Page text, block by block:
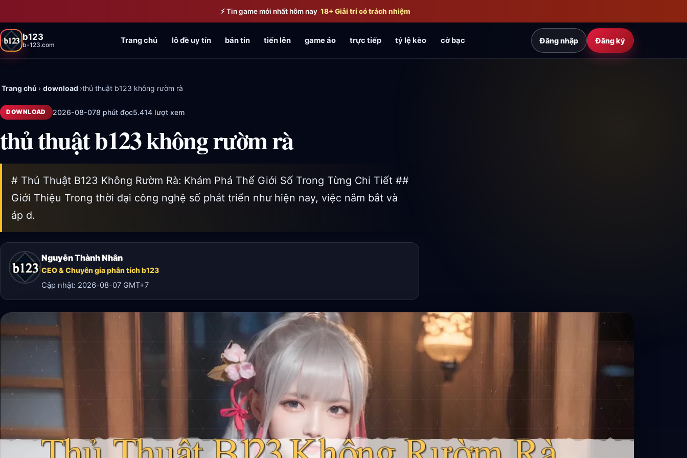
⚡ Tin game mới nhất hôm nay 18+ Giải trí có trách nhiệm
b123
b-123.com Trang chủ lô đề uy tín bản tin tiến lên game ảo trực tiếp tỷ lệ kèo cờ bạc Đăng nhập Đăng ký
Trang chủ › download ›thủ thuật b123 không rườm rà
DOWNLOAD 2026-08-078 phút đọc5.414 lượt xem
thủ thuật b123 không rườm rà
# Thủ Thuật B123 Không Rườm Rà: Khám Phá Thế Giới Số Trong Từng Chi Tiết ##
Giới Thiệu Trong thời đại công nghệ số phát triển như hiện nay, việc nắm bắt và
áp d.
Nguyễn Thành Nhân
CEO & Chuyên gia phân tích b123
Cập nhật: 2026-08-07 GMT+7